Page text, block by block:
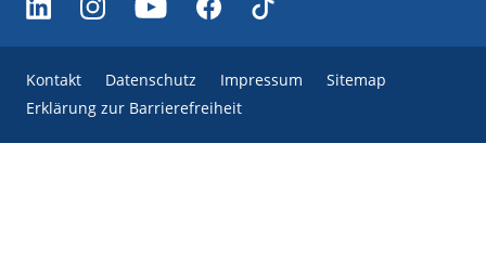
Kontakt Datenschutz Impressum
Sitemap
Erklärung zur Barrierefreiheit